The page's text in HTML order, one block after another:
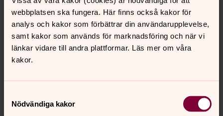
webbplatsen ska fungera. Här finns också kakor för
analys och kakor som förbättrar din användarupplevelse,
samt kakor som används för marknadsföring och när vi
länkar vidare till andra plattformar. Läs mer om våra
kakor.
Nödvändiga kakor
Direkt:
08-555 218 22 Mobil:
070-991 73 93
E-post:petter.sundelius2@svenskakyrkan.se
Kyrkomusiker